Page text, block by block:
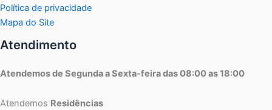
Política de privacidade
Mapa do Site
Atendimento
Atendemos de Segunda a Sexta-feira das 08:00 as 18:00
Atendemos Residências